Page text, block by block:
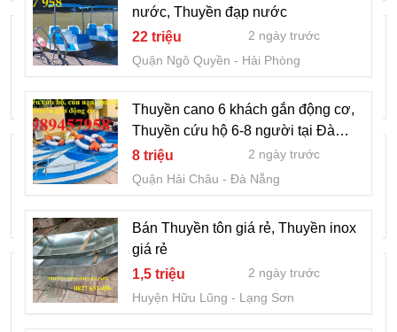
Thuyền tôn câu cá cho 2 người, Thuyền
kích cá, Thuyền hái sen
1,5 triệu
2 ngày trước
Huyện Bắc Sơn
Lạng Sơn
Cano cũ, cano đã qua sử dụng, Cano
cao tốc 6 khách
230 ngàn
2 ngày trước
Huyện Điện Bàn
Quảng Nam
CTY TNHH KHẢI DƯƠNG ANH
CHUYÊN CUNG CẤP MÀNG BỌC
RINGO SÓC TRĂNG
Liên hệ
2 ngày trước
nước, Thuyền đạp nước
22 triệu
2 ngày trước
Quận Ngô Quyền
Hải Phòng
Thuyền cano 6 khách gắn động cơ,
Thuyền cứu hộ 6-8 người tại Đà
Nẵng
8 triệu
2 ngày trước
Quận Hải Châu
Đà Nẵng
Bán Thuyền tôn giá rẻ, Thuyền inox
giá rẻ
1,5 triệu
2 ngày trước
Huyện Hữu Lũng
Lạng Sơn